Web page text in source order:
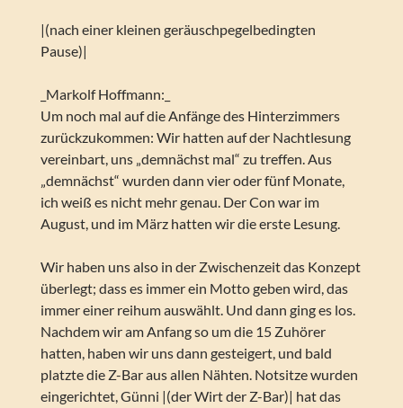
|(nach einer kleinen geräuschpegelbedingten
Pause)|
_Markolf Hoffmann:_
Um noch mal auf die Anfänge des Hinterzimmers
zurückzukommen: Wir hatten auf der Nachtlesung
vereinbart, uns „demnächst mal“ zu treffen. Aus
„demnächst“ wurden dann vier oder fünf Monate,
ich weiß es nicht mehr genau. Der Con war im
August, und im März hatten wir die erste Lesung.
Wir haben uns also in der Zwischenzeit das Konzept
überlegt; dass es immer ein Motto geben wird, das
immer einer reihum auswählt. Und dann ging es los.
Nachdem wir am Anfang so um die 15 Zuhörer
hatten, haben wir uns dann gesteigert, und bald
platzte die Z-Bar aus allen Nähten. Notsitze wurden
eingerichtet, Günni |(der Wirt der Z-Bar)| hat das